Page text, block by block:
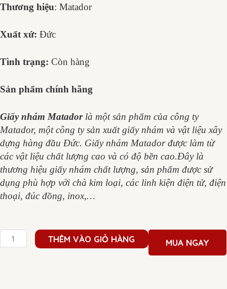
Thương hiệu: Matador
Xuất xứ: Đức
Tình trạng: Còn hàng
Sản phẩm chính hãng
Giấy nhám Matadorlà một sản phẩm của công ty
Matador, một công ty sản xuất giấy nhám và vật liệu xây
dựng hàng đầu Đức. Giấy nhám Matador được làm từ
các vật liệu chất lượng cao và có độ bền cao.Đây là
thương hiệu giấy nhám chất lượng, sản phẩm được sử
dụng phù hợp với chà kim loại, các linh kiện điện tử, điện
thoại, đúc đồng, inox,…
Giấy
nhám
THÊM VÀO GIỎ HÀNG MUA NGAY